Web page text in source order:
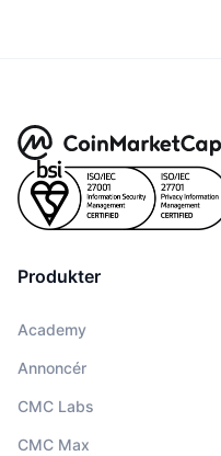
Produkter
Academy
Annoncér
CMC Labs
CMC Max